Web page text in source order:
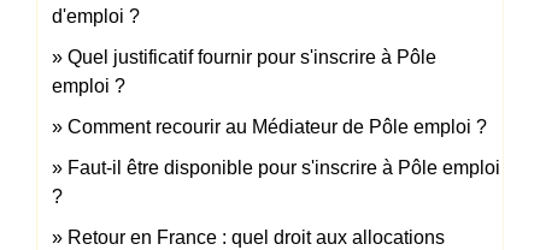
d'emploi ?
Quel justificatif fournir pour s'inscrire à Pôle
emploi ?
Comment recourir au Médiateur de Pôle emploi ?
Faut-il être disponible pour s'inscrire à Pôle emploi
?
Retour en France : quel droit aux allocations